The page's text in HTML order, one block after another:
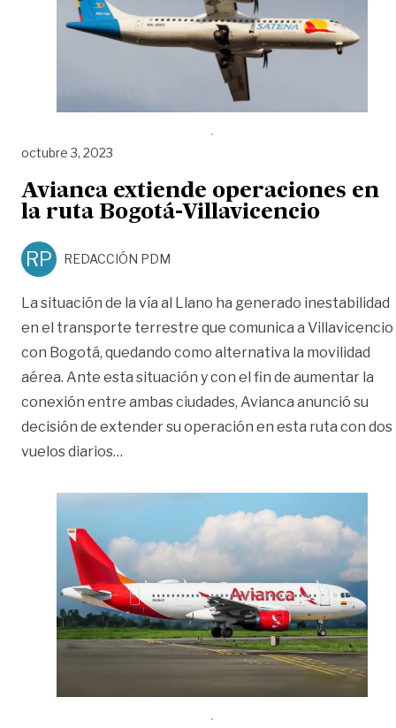
octubre 3, 2023
Avianca extiende operaciones en
la ruta Bogotá-Villavicencio
RP REDACCIÓN PDM
La situación de la vía al Llano ha generado inestabilidad
en el transporte terrestre que comunica a Villavicencio
con Bogotá, quedando como alternativa la movilidad
aérea. Ante esta situación y con el fin de aumentar la
conexión entre ambas ciudades, Avianca anunció su
decisión de extender su operación en esta ruta con dos
vuelos diarios…